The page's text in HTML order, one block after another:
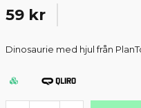
59 kr
Dinosaurie med hjul från